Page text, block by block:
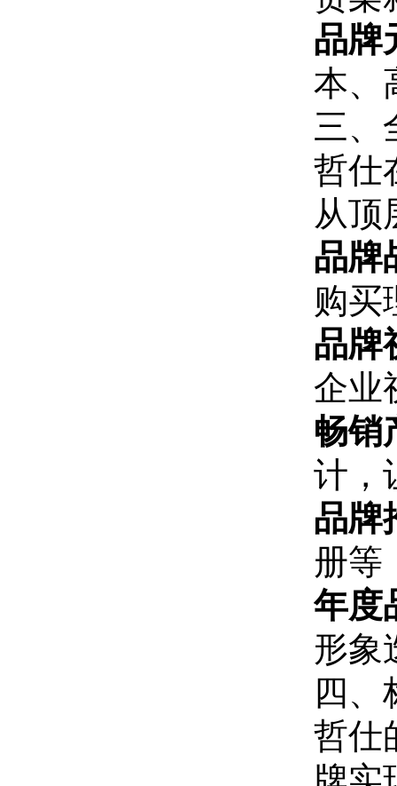
品牌
本、
三、
哲仕
从顶
品牌
购买
品牌
企业
畅销
计，
品牌
册等
年度
形象
四、
哲仕